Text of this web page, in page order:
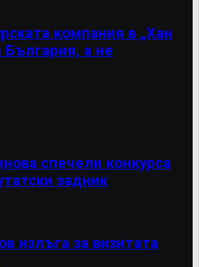
компания в „Хан
България, а не
спечели конкурса
задник
излъга за визитата